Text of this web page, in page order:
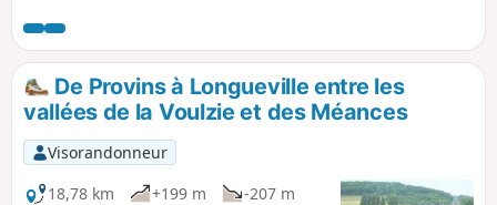
comportent les plus belles
concentration de maisons à
colombage. La boucle Nord complète ce
circuit urbain par une escapade
campagnarde visitant quelques points
d'intérêt, et offre aussi des points de
vue sur la ville haute dans son
ensemble.
De Provins à Longueville entre les
vallées de la Voulzie et des Méances
Visorandonneur
18,78 km
+199 m
-207 m